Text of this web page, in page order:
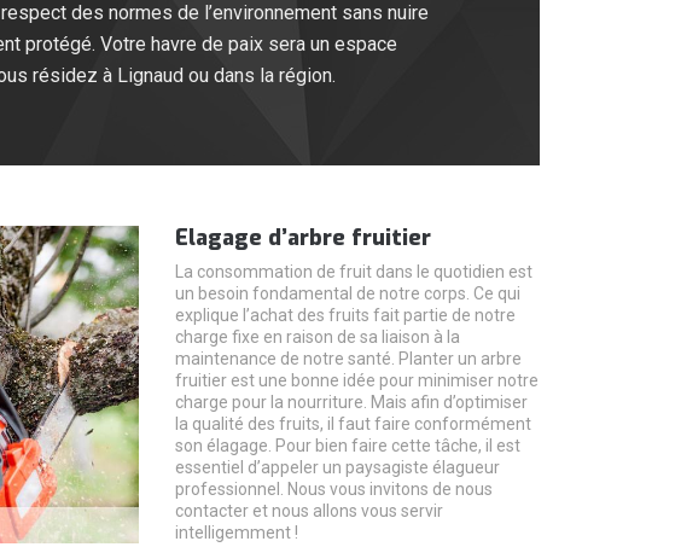
des normes de l’environnement sans nuire
protégé. Votre havre de paix sera un espace
résidez à Lignaud ou dans la région.
Elagage d’arbre fruitier
La consommation de fruit dans le quotidien est
un besoin fondamental de notre corps. Ce qui
explique l’achat des fruits fait partie de notre
charge fixe en raison de sa liaison à la
maintenance de notre santé. Planter un arbre
fruitier est une bonne idée pour minimiser notre
charge pour la nourriture. Mais afin d’optimiser
la qualité des fruits, il faut faire conformément
son élagage. Pour bien faire cette tâche, il est
essentiel d’appeler un paysagiste élagueur
professionnel. Nous vous invitons de nous
contacter et nous allons vous servir
intelligemment !